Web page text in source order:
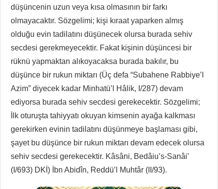
düşüncenin uzun veya kısa olmasının bir farkı
olmayacaktır. Sözgelimi; kişi kıraat yaparken almış
olduğu evin tadilatını düşünecek olursa burada sehiv
secdesi gerekmeyecektir. Fakat kişinin düşüncesi bir
rüknü yapmaktan alıkoyacaksa burada bakılır, bu
düşünce bir rukun miktarı (Üç defa “Subahene Rabbiye’l
Azim” diyecek kadar Minhatü’l Hâlik, I/287) devam
ediyorsa burada sehiv secdesi gerekecektir. Sözgelimi;
İlk oturuşta tahiyyatı okuyan kimsenin ayağa kalkması
gerekirken evinin tadilatını düşünmeye başlaması gibi,
şayet bu düşünce bir rukun miktarı devam edecek olursa
sehiv secdesi gerekecektir. Kâsâni, Bedâiu’s-Sanâi’
(I/693) DKİ) İbn Abidîn, Reddü’l Muhtâr (II/93).